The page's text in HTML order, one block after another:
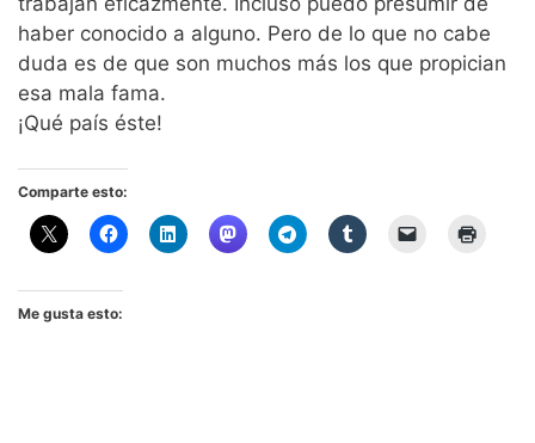
haber conocido a alguno. Pero de lo que no cabe
duda es de que son muchos más los que propician
esa mala fama.
¡Qué país éste!
Comparte esto:
Me gusta esto: